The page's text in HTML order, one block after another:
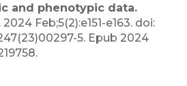
and phenotypic data.
Feb;5(2):e151-e163. doi:
5. Epub 2024